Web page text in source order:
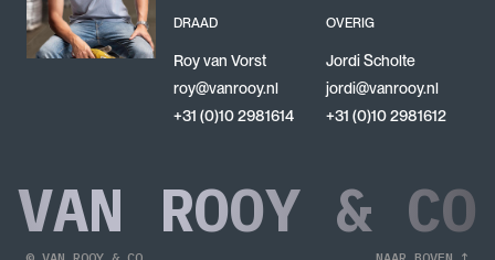
DRAAD
Roy van Vorst
roy@vanrooy.nl
+31 (0)10 2981614
OVERIG
Jordi Scholte
jordi@vanrooy.nl
+31 (0)10 2981612
VAN ROOY & CO